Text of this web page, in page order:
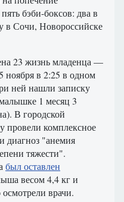
бэби-боксов: два в
в Сочи, Новороссийске
23 жизнь младенца —
ноября в 2:25 в одном
ней нашли записку
1 месяц 3
В городской
провели комплексное
диагноз "анемия
тяжести".
был оставлен
весом 4,4 кг и
врачи.